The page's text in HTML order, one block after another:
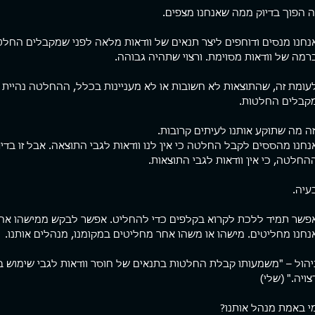
הפוך בדיוק ממה שאנחנו מצפים.
מנסים ודוחפים ליצר תנאים של וודאות מלאה לפני שמקבלים
של וודאות מסוימת. ורצוי שתהיה גבוהה.
זה, שהתוצאות לא חשובות או לא מעניינות בכלל, ההחלטה נהיית
החלטות.
מה שתוקע אותנו לעיתים קרובות.
מהססים לקבל החלטה כי אין לנו וודאות לגבי התוצאה. אבל זו
כי אין וודאות לגבי התוצאות.
תמיד ללכת לקרוא בקלפים כדי להחליט. אפשר לבקש ממישהו
מחליטים. מישהו או משהו אחר מחליטים במקומנו, מנהלים אותנו.
– "משמעותו קבלת החלטות בתנאים של חוסר וודאות לגבי שימוש
(שלי)
באמת מנהל אותנו?
מהמטריקס
מוצא. קצת כמו לעשות רפטינג
עמוק שקירותיו הכהים
לשמים, משאירים פס דק של
קוצפים, נרטב מנתזי מים, חותר
בנתיב אחד שרק הוא אפשרי.
שלהפסיק לחתור זה לא אופציה.
די....!!! לעצור את המרוץ המשוגע
לראות את המציאות כפי שהיא
ולשנות את מציאות חיי. מחזיק
ארגז כלים
תקופתי. מה לעשות, אני קרציה. לא נותן
למתאמנים שלי ליפול. אחד העקרונות הכי
חברה